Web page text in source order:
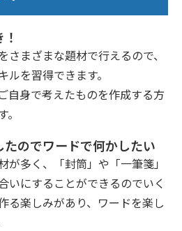
さまざまな題材で行えるので、
ルを習得できます。
自身で考えたものを作成する方
のでワードで何かしたい
が多く、「封筒」や「一筆箋」
いにすることができるのでいく
る楽しみがあり、ワードを楽し